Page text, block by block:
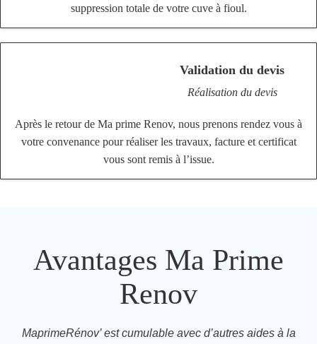
suppression totale de votre cuve à fioul.
Validation du devis
Réalisation du devis
Après le retour de Ma prime Renov, nous prenons rendez vous à
votre convenance pour réaliser les travaux, facture et certificat
vous sont remis à l’issue.
Avantages Ma Prime
Renov
MaprimeRénov’ est cumulable avec d’autres aides à la